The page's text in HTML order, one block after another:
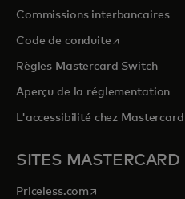
Commissions interbancaires
Code de conduites’ouvre dans
Règles Mastercard Switch
Aperçu de la réglementation
L'accessibilité chez Mastercard
SITES MASTERCARD
Priceless.com s’ouvre dans un